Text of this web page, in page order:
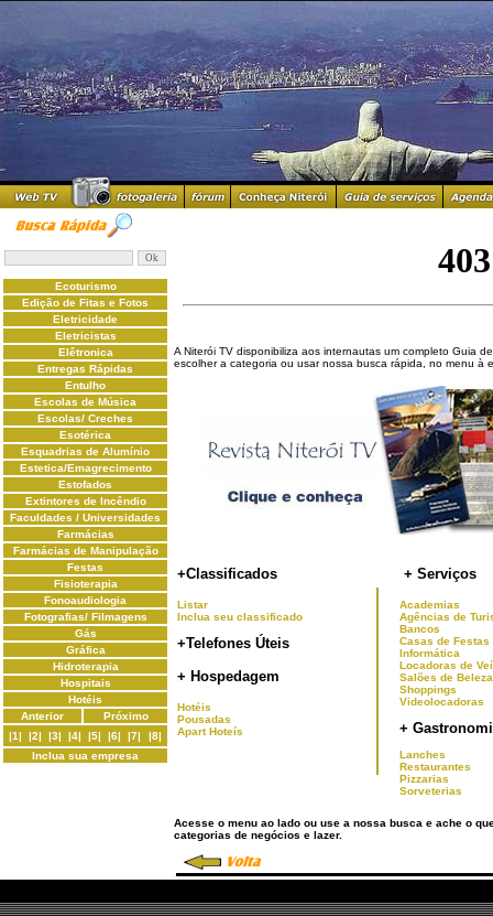
Ecoturismo
Edição de Fitas e Fotos
Eletricidade
Eletricistas
Elêtronica
Entregas Rápidas
Entulho
Escolas de Música
Escolas/ Creches
Esotérica
Esquadrias de Alumínio
Estetica/Emagrecimento
Estofados
Extintores de Incêndio
Faculdades / Universidades
Farmácias
Farmácias de Manipulação
Festas
Fisioterapia
Fonoaudiologia
Fotografias/ Filmagens
Gás
Gráfica
Hidroterapia
Hospitais
Hotéis
Anterior
Próximo
|1|
|2| |3| |4| |5| |6| |7|
|8|
Inclua sua empresa
A Niterói TV disponibiliza aos internautas um completo Guia
escolher a categoria ou usar nossa busca rápida, no menu à
+Classificados
Listar
Inclua seu classificado
+Telefones Úteis
+ Hospedagem
Hotéis
Pousadas
Apart Hoteís
+ Serviços
Academias
Agências de
Bancos
Casas de Festas
Informática
Locadoras de
Salões de Beleza
Shoppings
Videolocadoras
+
Lanches
Restaurantes
Pizzarias
Sorveterias
Acesse o menu ao lado ou use a nossa busca e ache o
categorias de negócios e lazer.